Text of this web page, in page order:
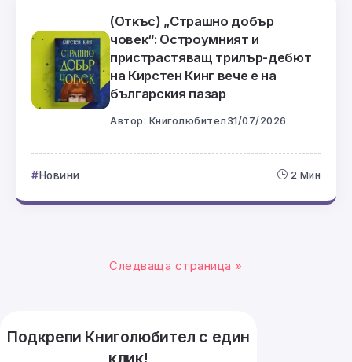
(Откъс) „Страшно добър
човек“: Остроумният и
пристрастяващ трилър-дебют
на Кирстен Кинг вече е на
българския пазар
Автор: Книголюбител 31/07/2026
Новини 2 Мин
Следваща страница »
Подкрепи Книголюбител с един